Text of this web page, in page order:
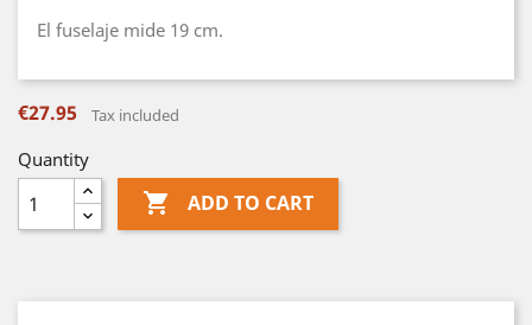
El fuselaje mide 19 cm.
€27.95 Tax included
Quantity
 ADD TO CART